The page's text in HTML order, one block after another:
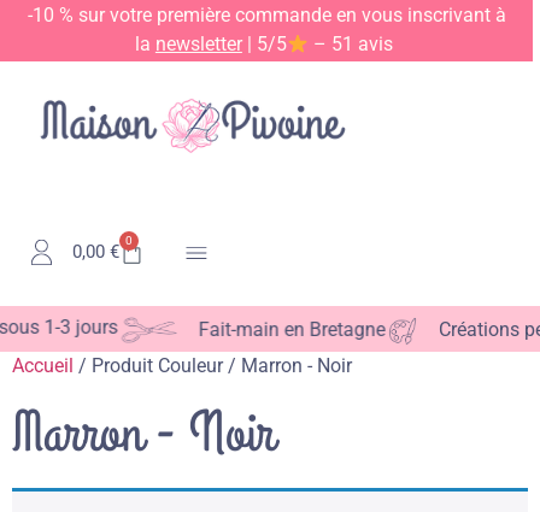
-10 % sur votre première commande en vous inscrivant à
la newsletter | 5/5 – 51 avis
0,00 €
0
1-3 jours Fait-main en Bretagne
Créations
Accueil / Produit Couleur / Marron - Noir
Marron - Noir